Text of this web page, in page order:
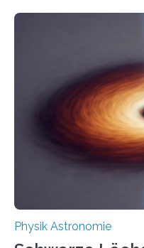
Quantenmotoren
Wissenschaftsjournal
die Herleitung. (DOI:
Verbrennungsmotoren
Wärmekraftmaschinen:
Energie in mechanische
ausgedrückt, Wärme in
quantenmechanischen
Physik Astronomie